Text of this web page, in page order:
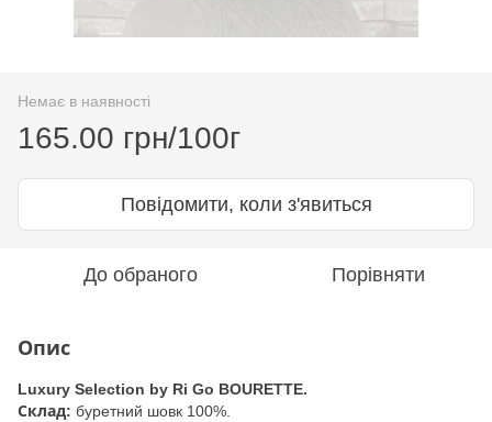
Немає в наявності
165.00 грн/100г
Повідомити, коли з'явиться
До обраного Порівняти
Опис
Luxury Selection by Ri Go BOURETTE.
Склад: буретний шовк 100%.